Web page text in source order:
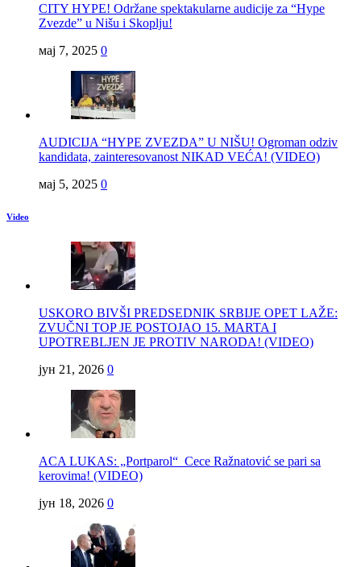
CITY HYPE! Održane spektakularne audicije za “Hype
Zvezde” u Nišu i Skoplju!
мај 7, 2025 0
AUDICIJA “HYPE ZVEZDA” U NIŠU! Ogroman odziv
kandidata, zainteresovanost NIKAD VEĆA! (VIDEO)
мај 5, 2025 0
Video
USKORO BIVŠI PREDSEDNIK SRBIJE OPET LAŽE:
ZVUČNI TOP JE POSTOJAO 15. MARTA I
UPOTREBLJEN JE PROTIV NARODA! (VIDEO)
јун 21, 2026 0
ACA LUKAS: „Portparol“ Cece Ražnatović se pari sa
kerovima! (VIDEO)
јун 18, 2026 0